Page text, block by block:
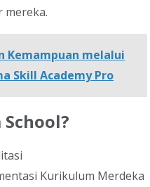
mereka.
Kemampuan melalui
Skill Academy Pro
Kurikulum Merdeka